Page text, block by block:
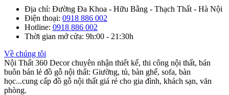
Địa chỉ: Đường Đa Khoa - Hữu Bằng - Thạch Thất - Hà Nội
Điện thoại: 0918 886 002
Hotline: 0918 886 002
Thời gian mở cửa: 9h:00 - 21:30h
Về chúng tôi
Nội Thất 360 Decor chuyên nhận thiết kế, thi công nội thất, bán
buôn bán lẻ đồ gỗ nội thất: Giường, tủ, bàn ghế, sofa, bàn
học...cung cấp đồ gỗ nội thất giá rẻ cho gia đình, khách sạn, văn
phòng.